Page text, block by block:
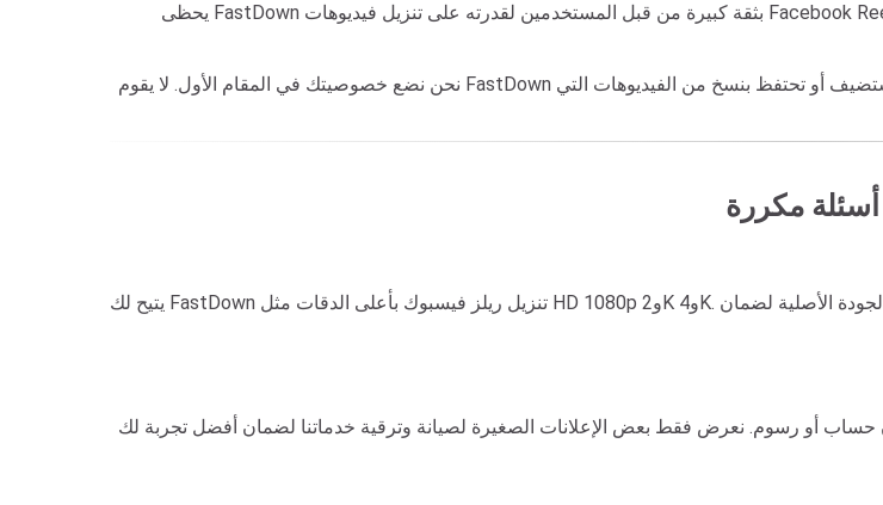
يحظى FastDown بثقة كبيرة من قبل المستخدمين لقدرته على تنزيل فيديوهات Facebook Reels بسرعة وموثوقية. بفضل واجهته البسيطة، تتيح لك هذه الأداة حفظ الفيديوهات
نحن نضع خصوصيتك في المقام الأول. لا يقوم FastDown بجمع أي بيانات شخصية أو تخزين سجل تنزيلات المستخدم. كما أن هذه الأداة لا تستضيف أو تحتفظ بنسخ من الفيديوهات التي
أسئلة مكررة
يتيح لك FastDown تنزيل ريلز فيسبوك بأعلى الدقات مثل HD 1080p و2K و4K. تعتمد الجودة على الملف الأصلي الذي رفعه المستخدم. نحن نضمن الحفاظ على الجودة الأصلية لضمان